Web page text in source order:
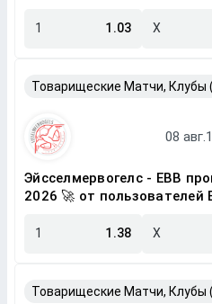
1 1.03 X
Эйсселмервогелс - ЕВВ
2026 🚀 от пользователей
1 1.38 X